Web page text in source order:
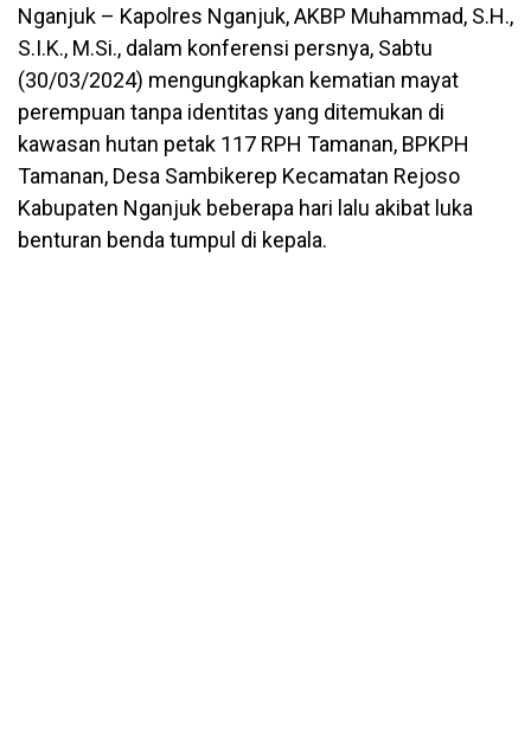
Nganjuk – Kapolres Nganjuk, AKBP Muhammad, S.H.,
S.I.K., M.Si., dalam konferensi persnya, Sabtu
(30/03/2024) mengungkapkan kematian mayat
perempuan tanpa identitas yang ditemukan di
kawasan hutan petak 117 RPH Tamanan, BPKPH
Tamanan, Desa Sambikerep Kecamatan Rejoso
Kabupaten Nganjuk beberapa hari lalu akibat luka
benturan benda tumpul di kepala.